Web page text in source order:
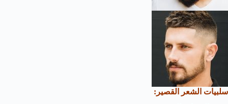
سلبيات الشعر القصير: